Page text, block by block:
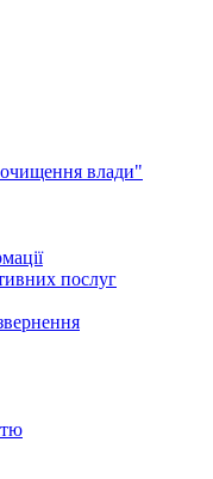
влади"
послуг